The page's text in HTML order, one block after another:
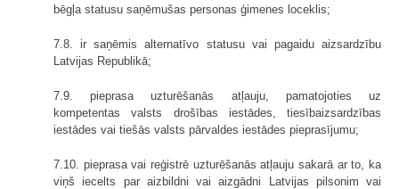
bēgļa statusu saņēmušas personas ģimenes loceklis;
7.8. ir saņēmis alternatīvo statusu vai pagaidu aizsardzību
Latvijas Republikā;
7.9. pieprasa uzturēšanās atļauju, pamatojoties uz
kompetentas valsts drošības iestādes, tiesībaizsardzības
iestādes vai tiešās valsts pārvaldes iestādes pieprasījumu;
7.10. pieprasa vai reģistrē uzturēšanās atļauju sakarā ar to, ka
viņš iecelts par aizbildni vai aizgādni Latvijas pilsonim vai